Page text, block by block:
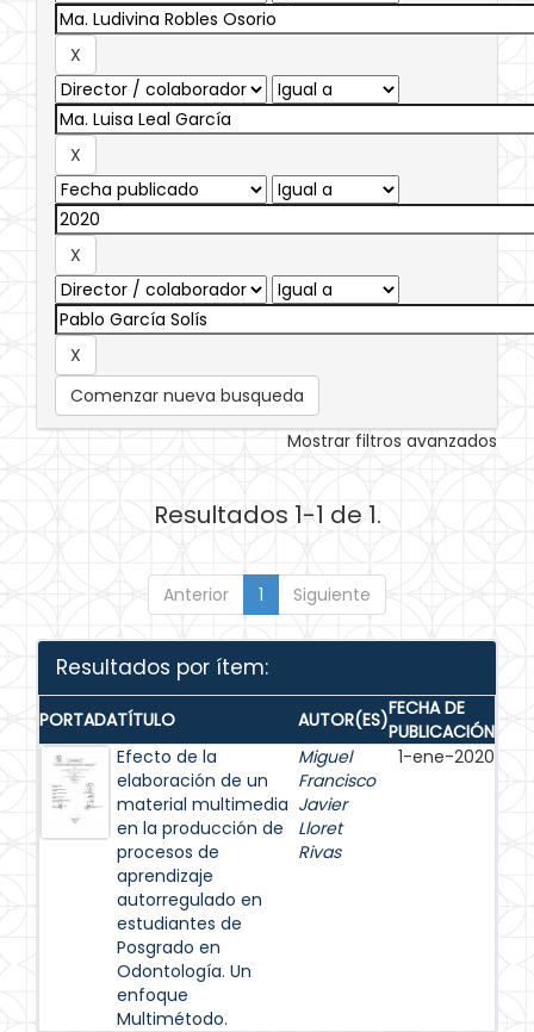
Comenzar nueva busqueda
Mostrar filtros avanzados
Resultados 1-1 de 1.
Anterior 1 Siguiente
Resultados por ítem:
PORTADATÍTULO AUTOR(ES)FECHA DE
PUBLICACIÓN
Efecto de la
elaboración de un
material multimedia
en la producción de
procesos de
aprendizaje
autorregulado en
estudiantes de
Posgrado en
Odontología. Un
enfoque
Multimétodo.
Miguel
Francisco
Javier
Lloret
Rivas
1-ene-2020